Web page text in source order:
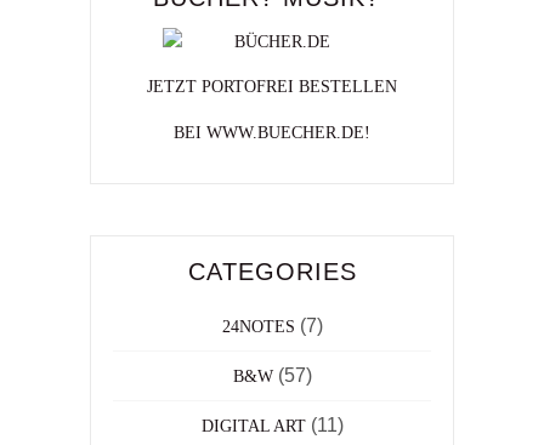
JETZT PORTOFREI BESTELLEN
BEI WWW.BUECHER.DE!
CATEGORIES
24NOTES (7)
B&W(57)
DIGITAL ART(11)